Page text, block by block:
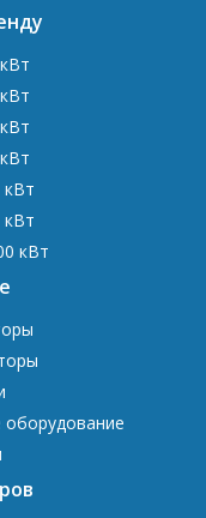
кВт
кВт
кВт